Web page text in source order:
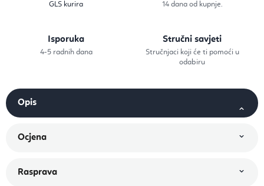
GLS kurira
14 dana od kupnje.
Isporuka
4-5 radnih dana
Stručni savjeti
Stručnjaci koji će ti pomoći u
odabiru